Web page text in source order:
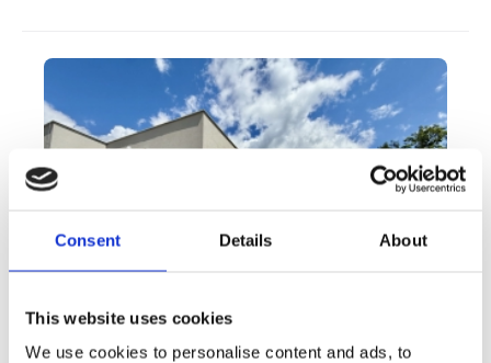
Consent Details About
This website uses cookies
We use cookies to personalise content and ads, to